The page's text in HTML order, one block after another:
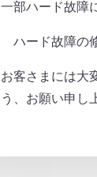
一部ハード故障
ハード故障の
お客さまには大
う、お願い申し